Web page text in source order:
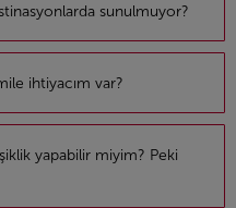
sunulmuyor?
ihtiyacım var?
yapabilir miyim? Peki